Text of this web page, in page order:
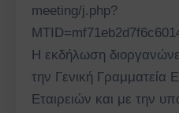
meeting/j.php?
Η εκδήλωση
την Γενική Γραμματεία
Εταιρειών και με την